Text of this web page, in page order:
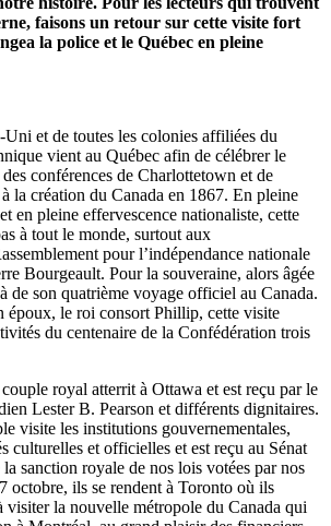
faisons un retour sur cette visite fort
la police et le Québec en pleine
et de toutes les colonies affiliées du
vient au Québec afin de célébrer le
conférences de Charlottetown et de
la création du Canada en 1867. En pleine
en pleine effervescence nationaliste, cette
à tout le monde, surtout aux
pour l’indépendance nationale
Bourgeault. Pour la souveraine, alors âgée
de son quatrième voyage officiel au Canada.
époux, le roi consort Phillip, cette visite
du centenaire de la Confédération trois
royal atterrit à Ottawa et est reçu par le
Lester B. Pearson et différents dignitaires.
visite les institutions gouvernementales,
culturelles et officielles et est reçu au Sénat
sanction royale de nos lois votées par nos
octobre, ils se rendent à Toronto où ils
visiter la nouvelle métropole du Canada qui